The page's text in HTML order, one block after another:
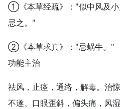
①《本草经疏》："似中风及小
忌之。"
②《本草求真》："忌蜗牛。"
功能主治
祛风，止痉，通络，解毒。治
不遂、口眼歪斜，偏头痛，风